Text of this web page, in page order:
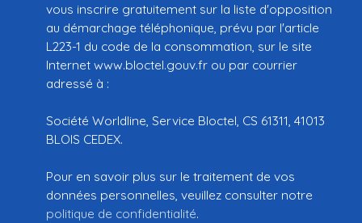
vous inscrire gratuitement sur la liste d'opposition
au démarchage téléphonique, prévu par l'article
L223-1 du code de la consommation, sur le site
Internet www.bloctel.gouv.fr ou par courrier
adressé à :
Société Worldline, Service Bloctel, CS 61311, 41013
BLOIS CEDEX.
Pour en savoir plus sur le traitement de vos
données personnelles, veuillez consulter notre
politique de confidentialité.